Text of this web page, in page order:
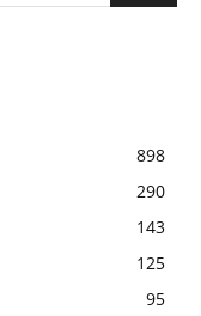
898
290
143
125
95